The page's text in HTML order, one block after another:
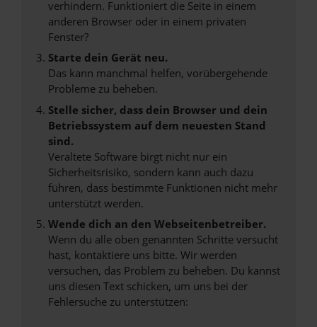
verhindern. Funktioniert die Seite in einem
anderen Browser oder in einem privaten
Fenster?
Starte dein Gerät neu.
Das kann manchmal helfen, vorübergehende
Probleme zu beheben.
Stelle sicher, dass dein Browser und dein
Betriebssystem auf dem neuesten Stand
sind.
Veraltete Software birgt nicht nur ein
Sicherheitsrisiko, sondern kann auch dazu
führen, dass bestimmte Funktionen nicht mehr
unterstützt werden.
Wende dich an den Webseitenbetreiber.
Wenn du alle oben genannten Schritte versucht
hast, kontaktiere uns bitte. Wir werden
versuchen, das Problem zu beheben. Du kannst
uns diesen Text schicken, um uns bei der
Fehlersuche zu unterstützen: